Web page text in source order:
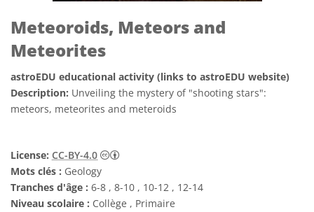
Meteoroids, Meteors and
Meteorites
astroEDU educational activity (links to astroEDU website)
Description: Unveiling the mystery of "shooting stars":
meteors, meteorites and meteroids
License: CC-BY-4.0
Creative Commons (CC) Attribution 4.0
Mots clés : Geology
Tranches d'âge : 6-8 , 8-10 , 10-12 , 12-14
Niveau scolaire : Collège , Primaire